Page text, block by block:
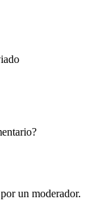
un moderador.